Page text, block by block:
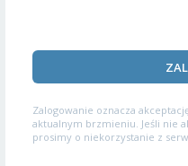
Zalogowanie oznacza
aktualnym brzmieniu. Jeśli nie
prosimy o niekorzystanie z